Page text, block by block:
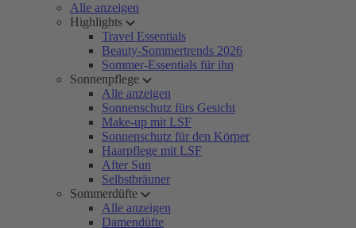
Alle anzeigen
Highlights
Travel Essentials
Beauty-Sommertrends 2026
Sommer-Essentials für ihn
Sonnenpflege
Alle anzeigen
Sonnenschutz fürs Gesicht
Make-up mit LSF
Sonnenschutz für den Körper
Haarpflege mit LSF
After Sun
Selbstbräuner
Sommerdüfte
Alle anzeigen
Damendüfte